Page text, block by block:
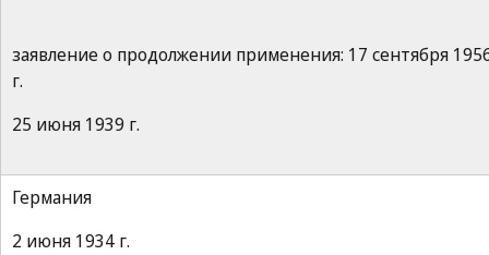
заявление о продолжении применения: 17 сентября
г.
25 июня 1939 г.
Германия
2 июня 1934 г.